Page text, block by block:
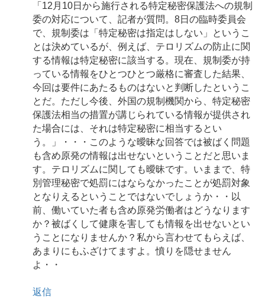
「12月10日から施行される特定秘密保護法への規制
委の対応について、記者が質問。8日の臨時委員会
で、規制委は「特定秘密は指定はしない」というこ
とは決めているが、例えば、テロリズムの防止に関
する情報は特定秘密に該当する。現在、規制委が持
っている情報をひとつひとつ厳格に審査した結果、
今回は要件にあたるものはないと判断したというこ
とだ。ただし今後、外国の規制機関から、特定秘密
保護法相当の措置が講じられている情報が提供され
た場合には、それは特定秘密に相当するとい
う。」・・・このような曖昧な回答では被ばく問題
も含め原発の情報は出せないということだと思いま
す。テロリズムに関しても曖昧です。いままで、特
別管理秘密で処罰にはならなかったことが処罰対象
となりえるということではないでしょうか・・以
前、働いていた者も含め原発労働者はどうなります
か？被ばくして健康を害しても情報を出せないとい
うことになりませんか？私から言わせてもらえば、
あまりにもふざけてますよ。憤りを隠せません
よ・・
返信